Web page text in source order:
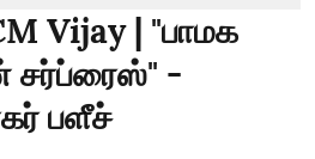
Vijay | "பாமக
சர்ப்ரைஸ்" -
பளீச்